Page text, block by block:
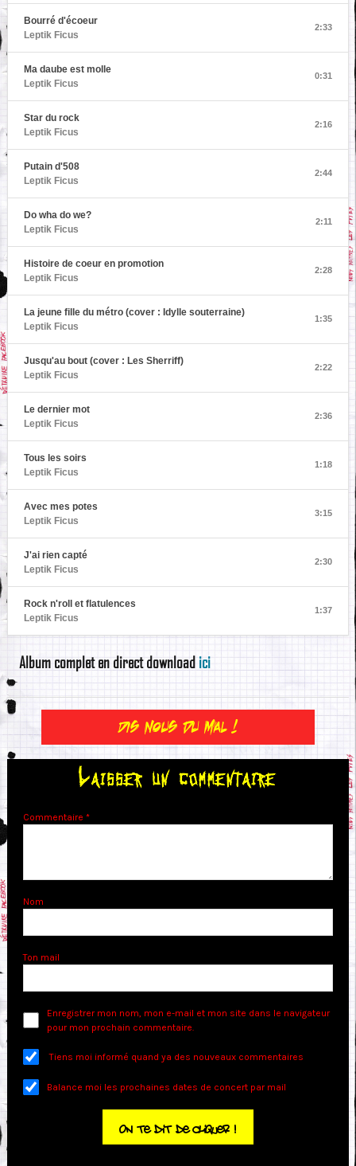
Bourré d'écoeur
Leptik Ficus
2:33
Ma daube est molle
Leptik Ficus
0:31
Star du rock
Leptik Ficus
2:16
Putain d'508
Leptik Ficus
2:44
Do wha do we?
Leptik Ficus
2:11
Histoire de coeur en promotion
Leptik Ficus
2:28
La jeune fille du métro (cover : Idylle souterraine)
Leptik Ficus
1:35
Jusqu'au bout (cover : Les Sherriff)
Leptik Ficus
2:22
Le dernier mot
Leptik Ficus
2:36
Tous les soirs
Leptik Ficus
1:18
Avec mes potes
Leptik Ficus
3:15
J'ai rien capté
Leptik Ficus
2:30
Rock n'roll et flatulences
Leptik Ficus
1:37
Album complet en direct download ici
Dis nous du mal !
Laisser un commentaire
Commentaire *
Nom
Ton mail
Enregistrer mon nom, mon e-mail et mon site dans le navigateur
pour mon prochain commentaire.
Tiens moi informé quand ya des nouveaux commentaires
Balance moi les prochaines dates de concert par mail